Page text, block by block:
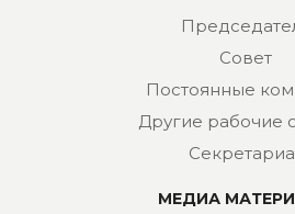
Совет
Постоянные
Другие рабочие
МЕДИА